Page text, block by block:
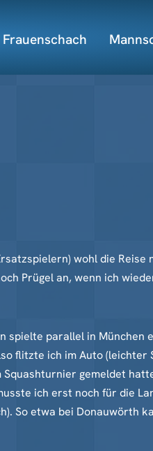
Frauenschach
wohl die Reise
Prügel an, wenn ich
spielte parallel in München
flitzte ich im Auto (leichter
gemeldet
ich erst noch für die
So etwa bei Donauwörth